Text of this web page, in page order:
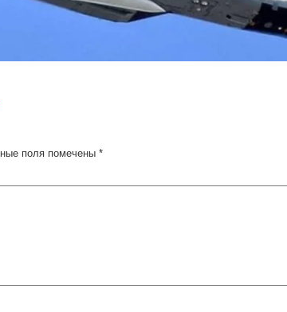
поля помечены*